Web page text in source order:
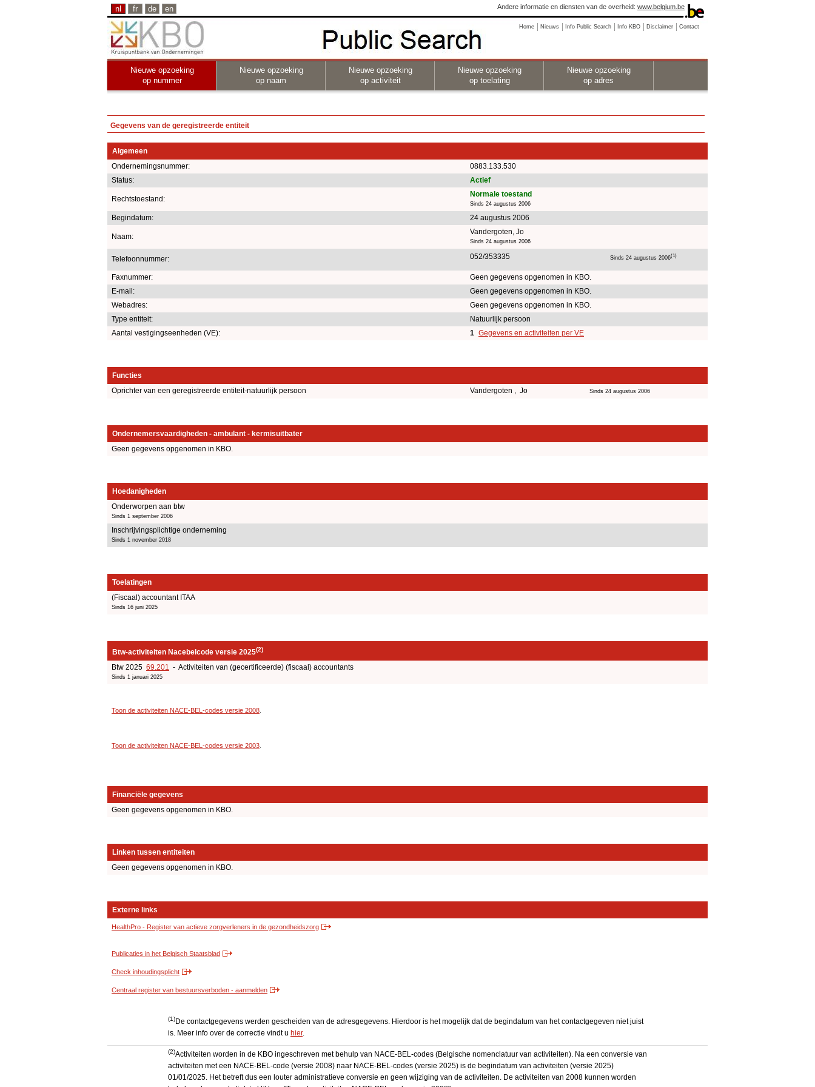
nl fr de en Andere informatie en diensten van de overheid: www.belgium.be
Home Nieuws Info Public Search Info KBO Disclaimer Contact
Nieuwe opzoeking
op nummer
Nieuwe opzoeking
op naam
Nieuwe opzoeking
op activiteit
Nieuwe opzoeking
op toelating
Nieuwe opzoeking
op adres
Gegevens van de geregistreerde entiteit
Algemeen
Ondernemingsnummer:
0883.133.530
Status:
Actief
Rechtstoestand:
Normale toestand
Sinds 24 augustus 2006
Begindatum: 24 augustus 2006
Naam:
Vandergoten, Jo
Sinds 24 augustus 2006
Telefoonnummer: 052/353335 Sinds 24 augustus 2006(1)
Faxnummer:
Geen gegevens opgenomen in KBO.
E-mail:
Geen gegevens opgenomen in KBO.
Webadres:
Geen gegevens opgenomen in KBO.
Type entiteit:
Natuurlijk persoon
Aantal vestigingseenheden (VE):
1 Gegevens en activiteiten per VE
Functies
Oprichter van een geregistreerde entiteit-natuurlijk persoon
Vandergoten , Jo Sinds 24 augustus 2006
Ondernemersvaardigheden - ambulant - kermisuitbater
Geen gegevens opgenomen in KBO.
Hoedanigheden
Onderworpen aan btw
Sinds 1 september 2006
Inschrijvingsplichtige onderneming
Sinds 1 november 2018
Toelatingen
(Fiscaal) accountant ITAA
Sinds 16 juni 2025
Btw-activiteiten Nacebelcode versie 2025(2)
Btw 2025 69.201 - Activiteiten van (gecertificeerde) (fiscaal) accountants
Sinds 1 januari 2025
Toon de activiteiten NACE-BEL-codes versie 2008
Toon de activiteiten NACE-BEL-codes versie 2003
Financiële gegevens
Geen gegevens opgenomen in KBO.
Linken tussen entiteiten
Geen gegevens opgenomen in KBO.
Externe links
HealthPro - Register van actieve zorgverleners in de gezondheidszorg
Publicaties in het Belgisch Staatsblad
Check inhoudingsplicht
Centraal register van bestuursverboden - aanmelden
(1)De contactgegevens werden gescheiden van de adresgegevens. Hierdoor is het mogelijk dat de begindatum van het contactgegeven niet juist
is. Meer info over de correctie vindt u hier.
(2)Activiteiten worden in de KBO ingeschreven met behulp van NACE-BEL-codes (Belgische nomenclatuur van activiteiten). Na een conversie van
activiteiten met een NACE-BEL-code (versie 2008) naar NACE-BEL-codes (versie 2025) is de begindatum van activiteiten (versie 2025)
01/01/2025. Het betreft dus een louter administratieve conversie en geen wijziging van de activiteiten. De activiteiten van 2008 kunnen worden